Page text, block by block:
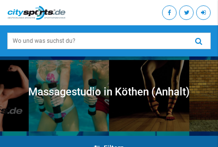
Massagestudio in Köthen (Anhalt)